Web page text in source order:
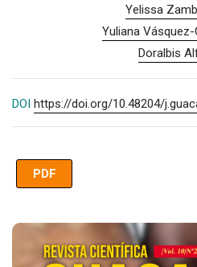
Yelissa
Yuliana
Doralbis
DOI https://doi.org/10.48204/
PDF
Imagen de